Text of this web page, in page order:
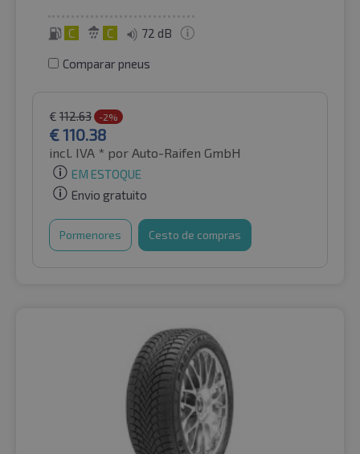
C C 72 dB
Comparar pneus
€ 112.63 -2%
€110.38
incl. IVA * por Auto-Raifen GmbH
EM ESTOQUE
Envio gratuito
Pormenores Cesto de compras